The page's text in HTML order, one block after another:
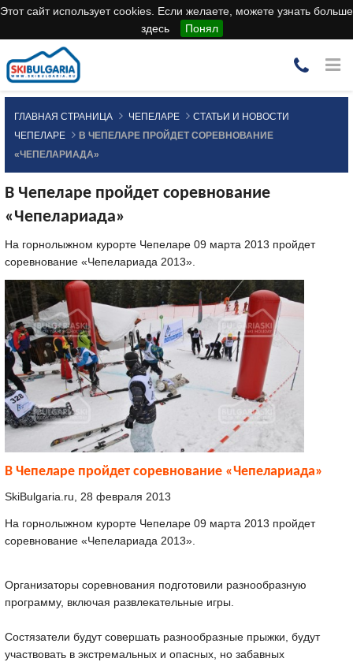
Этот сайт использует cookies. Если желаете, можете узнать больше
здесь
Понял
ГЛАВНАЯ СТРАНИЦА ЧЕПЕЛАРЕ
СТАТЬИ И НОВОСТИ
ЧЕПЕЛАРЕ
В ЧЕПЕЛАРЕ ПРОЙДЕТ СОРЕВНОВАНИЕ
«ЧЕПЕЛАРИАДА»
В Чепеларе пройдет соревнование
«Чепелариада»
На горнолыжном курорте Чепеларе 09 марта 2013 пройдет
соревнование «Чепелариада 2013».
В Чепеларе пройдет соревнование «Чепелариада»
SkiBulgaria.ru, 28 февраля 2013
На горнолыжном курорте Чепеларе 09 марта 2013 пройдет
соревнование «Чепелариада 2013».
Организаторы соревнования подготовили разнообразную
программу, включая развлекательные игры.
Состязатели будут совершать разнообразные прыжки, будут
участвовать в экстремальных и опасных, но забавных